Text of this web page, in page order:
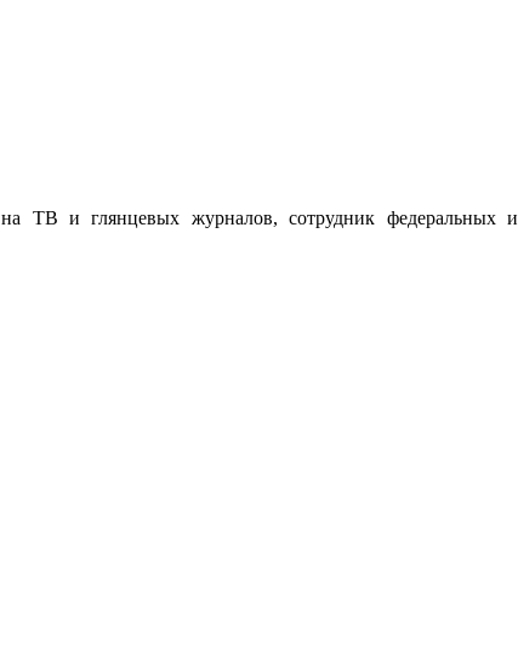
ТВ и глянцевых журналов, сотрудник федеральных и